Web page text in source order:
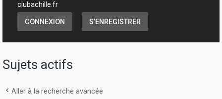
clubachille.fr
CONNEXION S’ENREGISTRER
Sujets actifs
Aller à la recherche avancée